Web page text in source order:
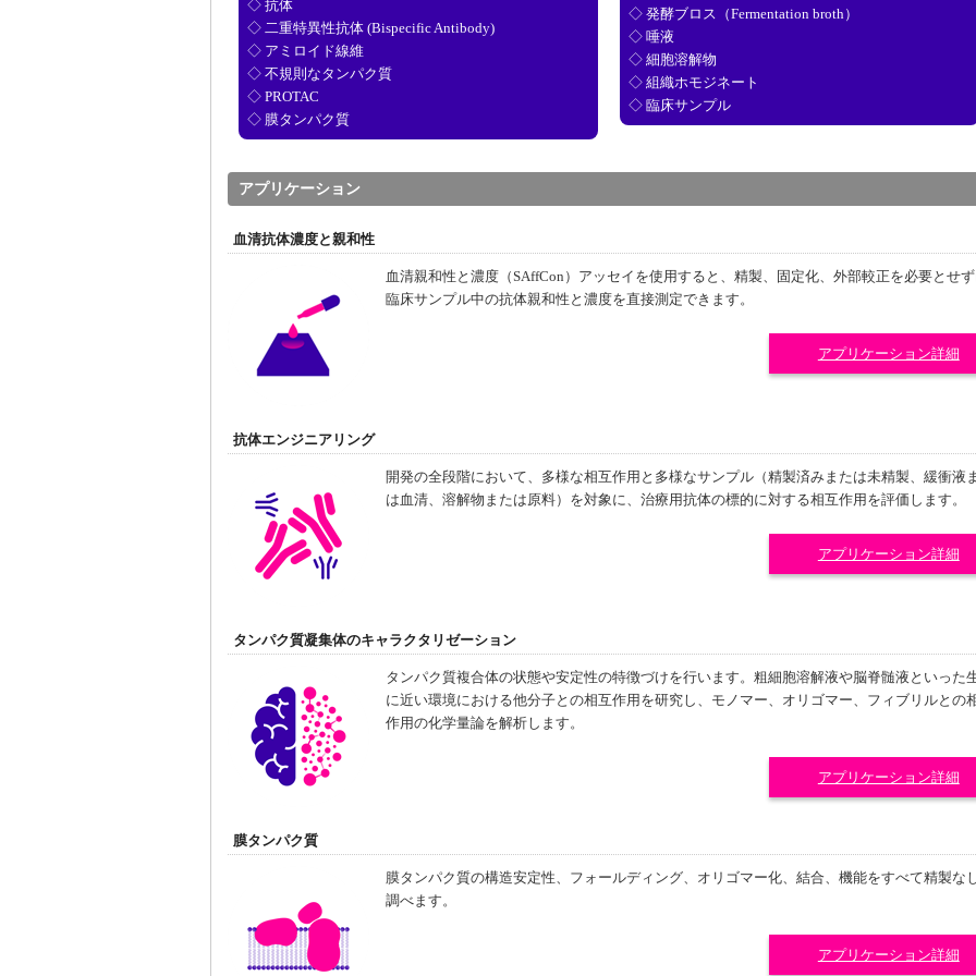
◇ 抗体
◇ 二重特異性抗体 (Bispecific Antibody)
◇ アミロイド線維
◇ 不規則なタンパク質
◇ PROTAC
◇ 膜タンパク質
◇ 発酵ブロス（Fermentation broth）
◇ 唾液
◇ 細胞溶解物
◇ 組織ホモジネート
◇ 臨床サンプル
アプリケーション
血清抗体濃度と親和性
血清親和性と濃度（SAffCon）アッセイを使用すると、精製、固定化、外部較正を必要とせず
臨床サンプル中の抗体親和性と濃度を直接測定できます。
アプリケーション詳細
抗体エンジニアリング
開発の全段階において、多様な相互作用と多様なサンプル（精製済みまたは未精製、緩衝液
は血清、溶解物または原料）を対象に、治療用抗体の標的に対する相互作用を評価します。
アプリケーション詳細
タンパク質凝集体のキャラクタリゼーション
タンパク質複合体の状態や安定性の特徴づけを行います。粗細胞溶解液や脳脊髄液といった
に近い環境における他分子との相互作用を研究し、モノマー、オリゴマー、フィブリルとの
作用の化学量論を解析します。
アプリケーション詳細
膜タンパク質
膜タンパク質の構造安定性、フォールディング、オリゴマー化、結合、機能をすべて精製な
調べます。
アプリケーション詳細